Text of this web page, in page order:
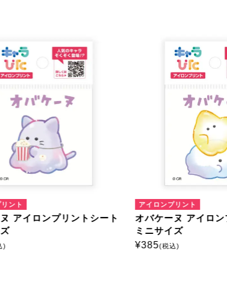
ント
アイロンプリントシート
)
アイロンプリント
オバケーヌ アイロン
ミニサイズ
¥385(税込)